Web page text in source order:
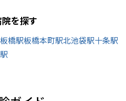
を探す
板橋駅板橋本町駅北池袋駅十条駅